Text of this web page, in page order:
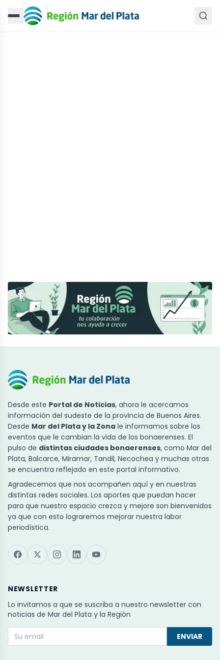
Desde este Portal de Noticias, ahora le acercamos
información del sudeste de la provincia de Buenos Aires.
Desde Mar del Plata y la Zona le informamos sobre los
eventos que le cambian la vida de los bonaerenses. El
pulso de distintas ciudades bonaerenses, como Mar del
Plata, Balcarce, Miramar, Tandil, Necochea y muchas otras
se encuentra reflejado en este portal informativo.
Agradecemos que nos acompañen aquí y en nuestras
distintas redes sociales. Los aportes que puedan hacer
para que nuestro espacio crezca y mejore son bienvenidos
ya que con esto lograremos mejorar nuestra labor
periodística.
NEWSLETTER
Lo invitamos a que se suscriba a nuestro newsletter con
noticias de Mar del Plata y la Región
ENVIAR